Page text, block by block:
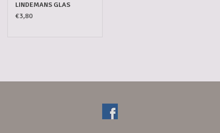
LINDEMANS GLAS
€3,80